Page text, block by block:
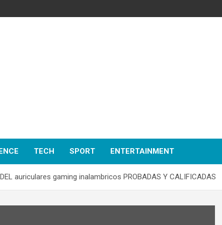
TECH SPORT ENTERTAINMENT
auriculares gaming inalambricos PROBADAS Y CALIFICADAS